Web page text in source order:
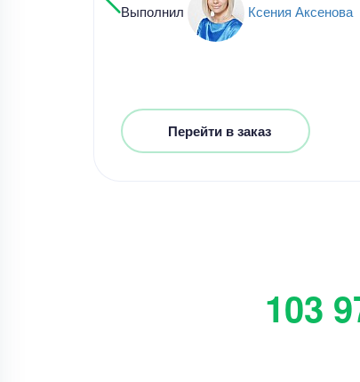
Выполнил Ксения Аксенова
Перейти в заказ
103